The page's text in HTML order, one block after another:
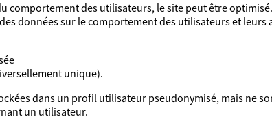
comportement des utilisateurs, le site peut être
données sur le comportement des utilisateurs et leurs
unique).
dans un profil utilisateur pseudonymisé, mais ne
un utilisateur.